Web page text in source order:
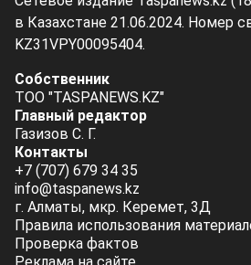
в Казахстане 21.06.2024. Номер
KZ31VPY00095404.
Собственник
ТОО "TASPANEWS.KZ"
Главный редактор
Газизов С. Г.
Контакты
+7 (707) 679 34 35
info@taspanews.kz
г. Алматы, мкр. Керемет, 3Д
Правила использования
Проверка фактов